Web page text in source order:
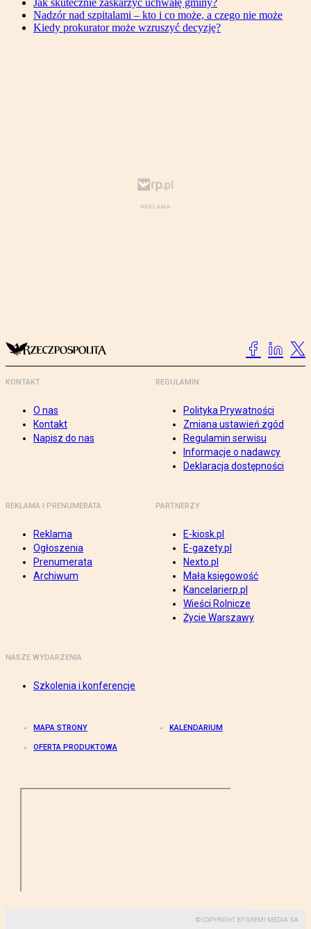
Jak skutecznie zaskarżyć uchwałę gminy?
Nadzór nad szpitalami – kto i co może, a czego nie może
Kiedy prokurator może wzruszyć decyzję?
KONTAKT
O nas
Kontakt
Napisz do nas
REGULAMIN
Polityka Prywatności
Zmiana ustawień zgód
Regulamin serwisu
Informacje o nadawcy
Deklaracja dostępności
REKLAMA I PRENUMERATA
Reklama
Ogłoszenia
Prenumerata
Archiwum
PARTNERZY
E-kiosk.pl
E-gazety.pl
Nexto.pl
Mała księgowość
Kancelarierp.pl
Wieści Rolnicze
Życie Warszawy
NASZE WYDARZENIA
Szkolenia i konferencje
MAPA STRONY KALENDARIUM
OFERTA PRODUKTOWA
© COPYRIGHT BY GREMI MEDIA SA